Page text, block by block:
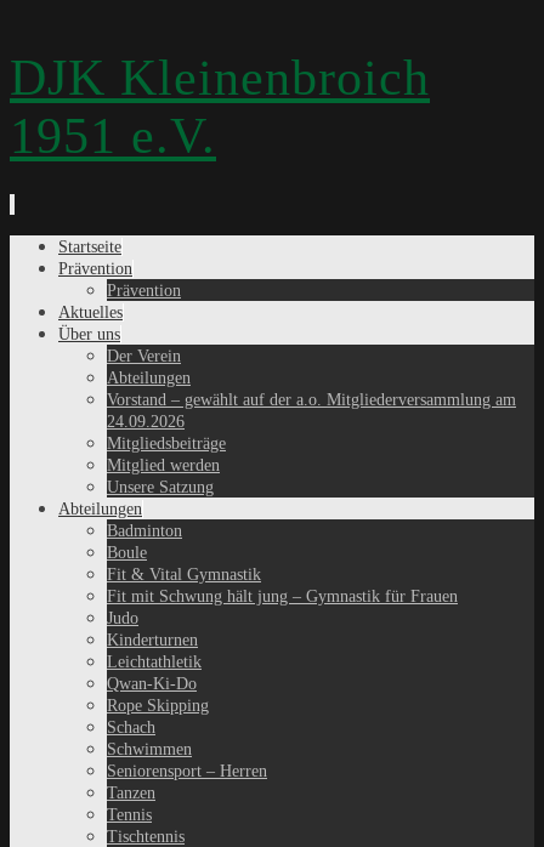
DJK Kleinenbroich
1951 e.V.
Zum
Inhalt
Startseite
Prävention
Prävention
Aktuelles
Über uns
Der Verein
Abteilungen
Vorstand – gewählt auf der a.o. Mitgliederversammlung am
24.09.2026
Mitgliedsbeiträge
Mitglied werden
Unsere Satzung
Abteilungen
Badminton
Boule
Fit & Vital Gymnastik
Fit mit Schwung hält jung – Gymnastik für Frauen
Judo
Kinderturnen
Leichtathletik
Qwan-Ki-Do
Rope Skipping
Schach
Schwimmen
Seniorensport – Herren
Tanzen
Tennis
Tischtennis